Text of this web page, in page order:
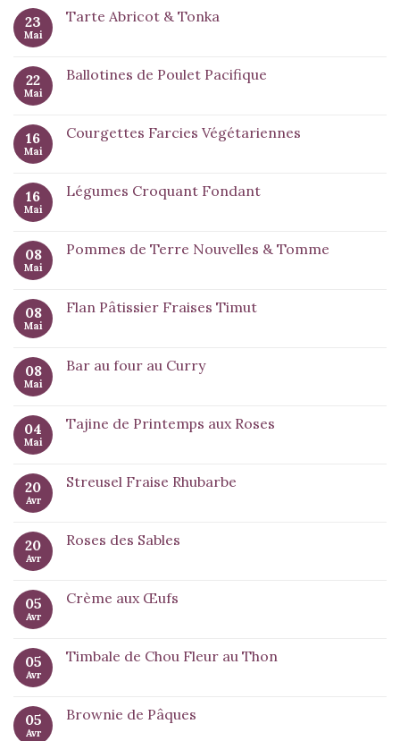
23
Mai
Tarte Abricot & Tonka
22
Mai
Ballotines de Poulet Pacifique
16
Mai
Courgettes Farcies Végétariennes
16
Mai
Légumes Croquant Fondant
08
Mai
Pommes de Terre Nouvelles & Tomme
08
Mai
Flan Pâtissier Fraises Timut
08
Mai
Bar au four au Curry
04
Mai
Tajine de Printemps aux Roses
20
Avr
Streusel Fraise Rhubarbe
20
Avr
Roses des Sables
05
Avr
Crème aux Œufs
05
Avr
Timbale de Chou Fleur au Thon
05
Avr
Brownie de Pâques